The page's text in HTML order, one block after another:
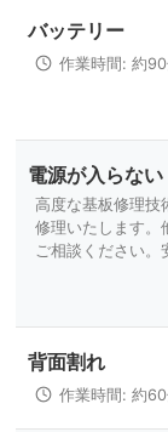
バッテリー
作業時間: 約
電源が入らな
高度な基板修理技
修理いたします。
ご相談ください。
背面割れ
作業時間: 約